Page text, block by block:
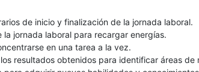
de inicio y finalización de la jornada laboral.
jornada laboral para recargar energías.
en una tarea a la vez.
resultados obtenidos para identificar áreas de